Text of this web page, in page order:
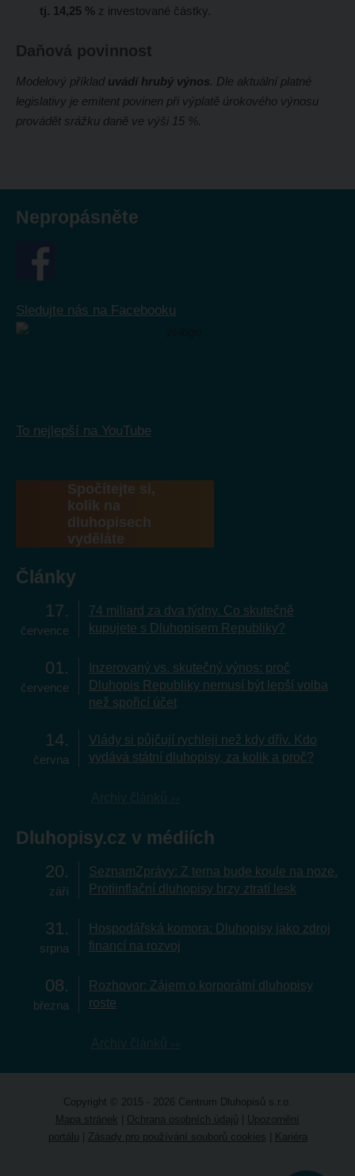
tj. 14,25 %z investované částky.
Daňová povinnost
Modelový příklad uvádí hrubý výnos. Dle aktuální platné
legislativy je emitent povinen při výplatě úrokového výnosu
provádět srážku daně ve výši 15 %.
Nepropásněte
Sledujte nás na Facebooku
To nejlepší na YouTube
Spočítejte si,
kolik na
dluhopisech
vyděláte
Články
17
července
74 miliard za dva týdny. Co skutečně
kupujete s Dluhopisem Republiky?
01
července
Inzerovaný vs. skutečný výnos: proč
Dluhopis Republiky nemusí být lepší volba
než spořicí účet
14
června
Vlády si půjčují rychleji než kdy dřív. Kdo
vydává státní dluhopisy, za kolik a proč?
Dluhopisy.cz v médiích
20
září
SeznamZprávy: Z terna bude koule na noze.
Protiinflační dluhopisy brzy ztratí lesk
31
srpna
Hospodářská komora: Dluhopisy jako zdroj
financí na rozvoj
08
března
Rozhovor: Zájem o korporátní dluhopisy
roste
Copyright © 2015 - 2026 Centrum Dluhopisů s.r.o.
Mapa stránek
Ochrana osobních údajů
Upozornění
portálu
Zásady pro používání souborů cookies Kariéra